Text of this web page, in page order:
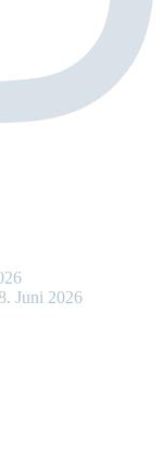
Juni 2026